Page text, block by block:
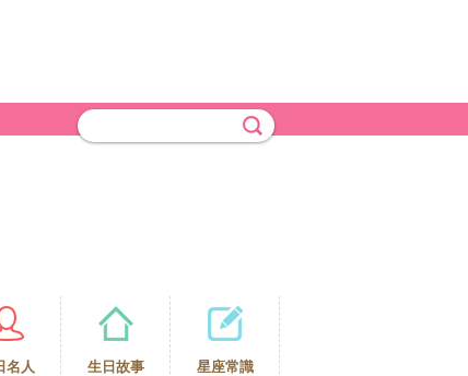
名人 生日故事 星座常識